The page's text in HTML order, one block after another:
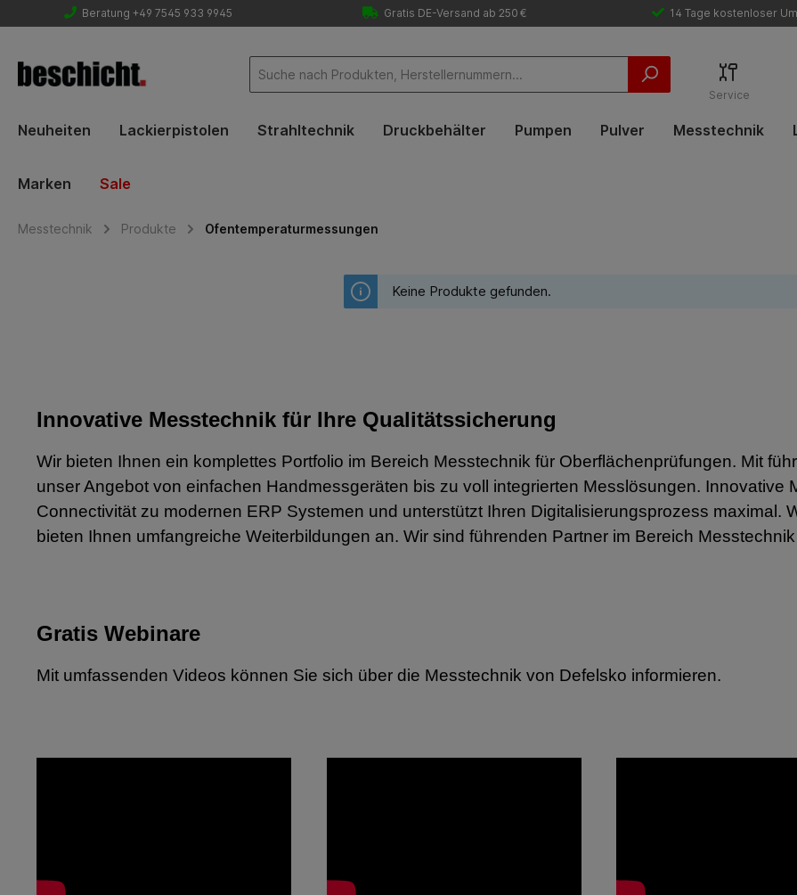
Beratung +49 7545 933 9945 Gratis DE-Versand ab 250 € 14 Tage kostenloser
Service
Neuheiten Lackierpistolen Strahltechnik Druckbehälter Pumpen Pulver Messtechnik
Marken Sale
Messtechnik Produkte Ofentemperaturmessungen
Keine Produkte gefunden.
Innovative Messtechnik für Ihre Qualitätssicherung
Wir bieten Ihnen ein komplettes Portfolio im Bereich Messtechnik für Oberflächenprüfungen. Mit
unser Angebot von einfachen Handmessgeräten bis zu voll integrierten Messlösungen. Innovative
Connectivität zu modernen ERP Systemen und unterstützt Ihren Digitalisierungsprozess maximal.
bieten Ihnen umfangreiche Weiterbildungen an. Wir sind führenden Partner im Bereich
Gratis Webinare
Mit umfassenden Videos können Sie sich über die Messtechnik von Defelsko informieren.